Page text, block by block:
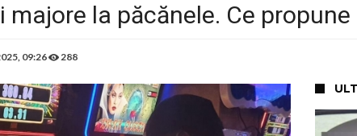
majore la păcănele. Ce propune
09:26 288